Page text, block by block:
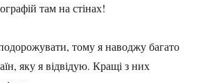
там на стінах!
тому я наводжу багато
яку я відвідую. Кращі з них